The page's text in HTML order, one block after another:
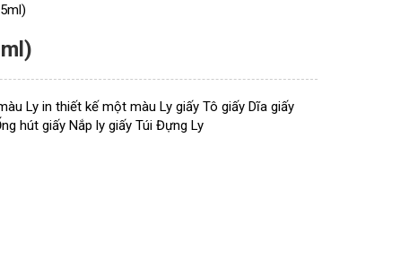
Ly in thiết kế một màu Ly giấy Tô giấy Dĩa giấy
hút giấy Nắp ly giấy Túi Đựng Ly